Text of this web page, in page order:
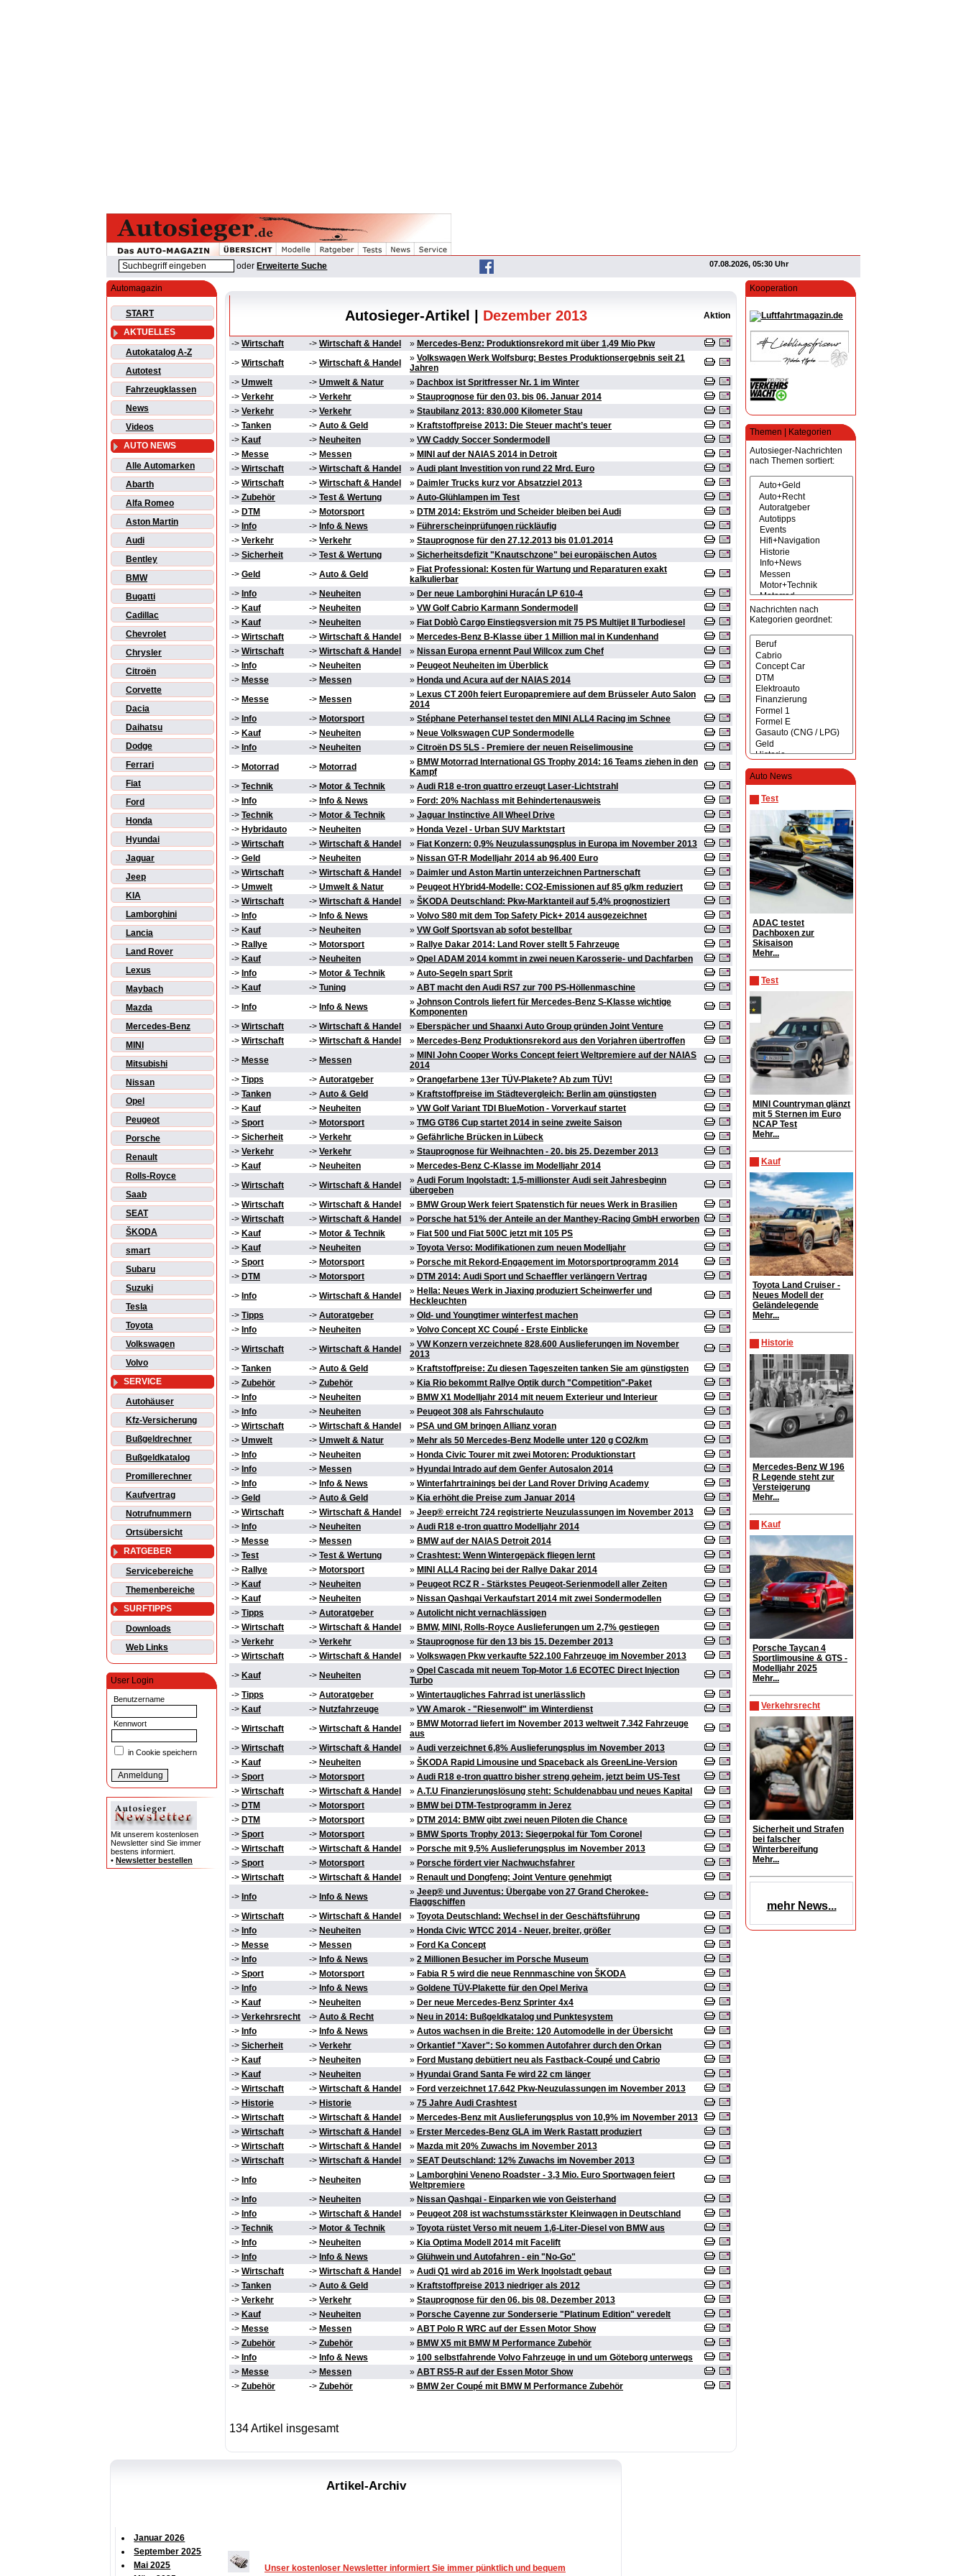
oder Erweiterte Suche 07.08.2026, 05:30 Uhr
Automagazin
START
AKTUELLES
Autokatalog A-Z
Autotest
Fahrzeugklassen
News
Videos
AUTO NEWS
Alle Automarken
Abarth
Alfa Romeo
Aston Martin
Audi
Bentley
BMW
Bugatti
Cadillac
Chevrolet
Chrysler
Citroën
Corvette
Dacia
Daihatsu
Dodge
Ferrari
Fiat
Ford
Honda
Hyundai
Jaguar
Jeep
KIA
Lamborghini
Lancia
Land Rover
Lexus
Maybach
Mazda
Mercedes-Benz
MINI
Mitsubishi
Nissan
Opel
Peugeot
Porsche
Renault
Rolls-Royce
Saab
SEAT
ŠKODA
smart
Subaru
Suzuki
Tesla
Toyota
Volkswagen
Volvo
SERVICE
Autohäuser
Kfz-Versicherung
Bußgeldrechner
Bußgeldkatalog
Promillerechner
Kaufvertrag
Notrufnummern
Ortsübersicht
RATGEBER
Servicebereiche
Themenbereiche
SURFTIPPS
Downloads
Web Links
User Login
Benutzername
Kennwort
in Cookie speichern
Mit unserem kostenlosen
Newsletter sind Sie immer
bestens informiert.
• Newsletter bestellen
Kooperation
Themen | Kategorien
Autosieger-Nachrichten
nach Themen sortiert:
Nachrichten nach
Kategorien geordnet:
Auto News
Test
ADAC testet
Dachboxen zur
Skisaison
Mehr...
Test
MINI Countryman glänzt
mit 5 Sternen im Euro
NCAP Test
Mehr...
Kauf
Toyota Land Cruiser -
Neues Modell der
Geländelegende
Mehr...
Historie
Mercedes-Benz W 196
R Legende steht zur
Versteigerung
Mehr...
Kauf
Porsche Taycan 4
Sportlimousine & GTS -
Modelljahr 2025
Mehr...
Verkehrsrecht
Sicherheit und Strafen
bei falscher
Winterbereifung
Mehr...
mehr News...
Autosieger-Artikel | Dezember 2013 Aktion
-> Wirtschaft -> Wirtschaft & Handel » Mercedes-Benz: Produktionsrekord mit über 1,49 Mio Pkw
-> Wirtschaft -> Wirtschaft & Handel » Volkswagen Werk Wolfsburg: Bestes Produktionsergebnis seit 21
Jahren
-> Umwelt -> Umwelt & Natur » Dachbox ist Spritfresser Nr. 1 im Winter
-> Verkehr -> Verkehr » Stauprognose für den 03. bis 06. Januar 2014
-> Verkehr -> Verkehr » Staubilanz 2013: 830.000 Kilometer Stau
-> Tanken -> Auto & Geld » Kraftstoffpreise 2013: Die Steuer macht’s teuer
-> Kauf -> Neuheiten » VW Caddy Soccer Sondermodell
-> Messe -> Messen » MINI auf der NAIAS 2014 in Detroit
-> Wirtschaft -> Wirtschaft & Handel » Audi plant Investition von rund 22 Mrd. Euro
-> Wirtschaft -> Wirtschaft & Handel » Daimler Trucks kurz vor Absatzziel 2013
-> Zubehör -> Test & Wertung » Auto-Glühlampen im Test
-> DTM -> Motorsport » DTM 2014: Ekström und Scheider bleiben bei Audi
-> Info -> Info & News » Führerscheinprüfungen rückläufig
-> Verkehr -> Verkehr » Stauprognose für den 27.12.2013 bis 01.01.2014
-> Sicherheit -> Test & Wertung » Sicherheitsdefizit "Knautschzone" bei europäischen Autos
-> Geld -> Auto & Geld » Fiat Professional: Kosten für Wartung und Reparaturen exakt
kalkulierbar
-> Info -> Neuheiten » Der neue Lamborghini Huracán LP 610-4
-> Kauf -> Neuheiten » VW Golf Cabrio Karmann Sondermodell
-> Kauf -> Neuheiten » Fiat Doblò Cargo Einstiegsversion mit 75 PS Multijet II Turbodiesel
-> Wirtschaft -> Wirtschaft & Handel » Mercedes-Benz B-Klasse über 1 Million mal in Kundenhand
-> Wirtschaft -> Wirtschaft & Handel » Nissan Europa ernennt Paul Willcox zum Chef
-> Info -> Neuheiten » Peugeot Neuheiten im Überblick
-> Messe -> Messen » Honda und Acura auf der NAIAS 2014
-> Messe -> Messen » Lexus CT 200h feiert Europapremiere auf dem Brüsseler Auto Salon
2014
-> Info -> Motorsport » Stéphane Peterhansel testet den MINI ALL4 Racing im Schnee
-> Kauf -> Neuheiten » Neue Volkswagen CUP Sondermodelle
-> Info -> Neuheiten » Citroën DS 5LS - Premiere der neuen Reiselimousine
-> Motorrad -> Motorrad » BMW Motorrad International GS Trophy 2014: 16 Teams ziehen in den
Kampf
-> Technik -> Motor & Technik » Audi R18 e-tron quattro erzeugt Laser-Lichtstrahl
-> Info -> Info & News » Ford: 20% Nachlass mit Behindertenausweis
-> Technik -> Motor & Technik » Jaguar Instinctive All Wheel Drive
-> Hybridauto -> Neuheiten » Honda Vezel - Urban SUV Marktstart
-> Wirtschaft -> Wirtschaft & Handel » Fiat Konzern: 0,9% Neuzulassungsplus in Europa im November 2013
-> Geld -> Neuheiten » Nissan GT-R Modelljahr 2014 ab 96.400 Euro
-> Wirtschaft -> Wirtschaft & Handel » Daimler und Aston Martin unterzeichnen Partnerschaft
-> Umwelt -> Umwelt & Natur » Peugeot HYbrid4-Modelle: CO2-Emissionen auf 85 g/km reduziert
-> Wirtschaft -> Wirtschaft & Handel » ŠKODA Deutschland: Pkw-Marktanteil auf 5,4% prognostiziert
-> Info -> Info & News » Volvo S80 mit dem Top Safety Pick+ 2014 ausgezeichnet
-> Kauf -> Neuheiten » VW Golf Sportsvan ab sofot bestellbar
-> Rallye -> Motorsport » Rallye Dakar 2014: Land Rover stellt 5 Fahrzeuge
-> Kauf -> Neuheiten » Opel ADAM 2014 kommt in zwei neuen Karosserie- und Dachfarben
-> Info -> Motor & Technik » Auto-Segeln spart Sprit
-> Kauf -> Tuning » ABT macht den Audi RS7 zur 700 PS-Höllenmaschine
-> Info -> Info & News » Johnson Controls liefert für Mercedes-Benz S-Klasse wichtige
Komponenten
-> Wirtschaft -> Wirtschaft & Handel » Eberspächer und Shaanxi Auto Group gründen Joint Venture
-> Wirtschaft -> Wirtschaft & Handel » Mercedes-Benz Produktionsrekord aus den Vorjahren übertroffen
-> Messe -> Messen » MINI John Cooper Works Concept feiert Weltpremiere auf der NAIAS
2014
-> Tipps -> Autoratgeber » Orangefarbene 13er TÜV-Plakete? Ab zum TÜV!
-> Tanken -> Auto & Geld » Kraftstoffpreise im Städtevergleich: Berlin am günstigsten
-> Kauf -> Neuheiten » VW Golf Variant TDI BlueMotion - Vorverkauf startet
-> Sport -> Motorsport » TMG GT86 Cup startet 2014 in seine zweite Saison
-> Sicherheit -> Verkehr » Gefährliche Brücken in Lübeck
-> Verkehr -> Verkehr » Stauprognose für Weihnachten - 20. bis 25. Dezember 2013
-> Kauf -> Neuheiten » Mercedes-Benz C-Klasse im Modelljahr 2014
-> Wirtschaft -> Wirtschaft & Handel » Audi Forum Ingolstadt: 1,5-millionster Audi seit Jahresbeginn
übergeben
-> Wirtschaft -> Wirtschaft & Handel » BMW Group Werk feiert Spatenstich für neues Werk in Brasilien
-> Wirtschaft -> Wirtschaft & Handel » Porsche hat 51% der Anteile an der Manthey-Racing GmbH erworben
-> Kauf -> Motor & Technik » Fiat 500 und Fiat 500C jetzt mit 105 PS
-> Kauf -> Neuheiten » Toyota Verso: Modifikationen zum neuen Modelljahr
-> Sport -> Motorsport » Porsche mit Rekord-Engagement im Motorsportprogramm 2014
-> DTM -> Motorsport » DTM 2014: Audi Sport und Schaeffler verlängern Vertrag
-> Info -> Wirtschaft & Handel » Hella: Neues Werk in Jiaxing produziert Scheinwerfer und
Heckleuchten
-> Tipps -> Autoratgeber » Old- und Youngtimer winterfest machen
-> Info -> Neuheiten » Volvo Concept XC Coupé - Erste Einblicke
-> Wirtschaft -> Wirtschaft & Handel » VW Konzern verzeichnete 828.600 Auslieferungen im November
2013
-> Tanken -> Auto & Geld » Kraftstoffpreise: Zu diesen Tageszeiten tanken Sie am günstigsten
-> Zubehör -> Zubehör » Kia Rio bekommt Rallye Optik durch "Competition"-Paket
-> Info -> Neuheiten » BMW X1 Modelljahr 2014 mit neuem Exterieur und Interieur
-> Info -> Neuheiten » Peugeot 308 als Fahrschulauto
-> Wirtschaft -> Wirtschaft & Handel » PSA und GM bringen Allianz voran
-> Umwelt -> Umwelt & Natur » Mehr als 50 Mercedes-Benz Modelle unter 120 g CO2/km
-> Info -> Neuheiten » Honda Civic Tourer mit zwei Motoren: Produktionstart
-> Info -> Messen » Hyundai Intrado auf dem Genfer Autosalon 2014
-> Info -> Info & News » Winterfahrtrainings bei der Land Rover Driving Academy
-> Geld -> Auto & Geld » Kia erhöht die Preise zum Januar 2014
-> Wirtschaft -> Wirtschaft & Handel » Jeep® erreicht 724 registrierte Neuzulassungen im November 2013
-> Info -> Neuheiten » Audi R18 e-tron quattro Modelljahr 2014
-> Messe -> Messen » BMW auf der NAIAS Detroit 2014
-> Test -> Test & Wertung » Crashtest: Wenn Wintergepäck fliegen lernt
-> Rallye -> Motorsport » MINI ALL4 Racing bei der Rallye Dakar 2014
-> Kauf -> Neuheiten » Peugeot RCZ R - Stärkstes Peugeot-Serienmodell aller Zeiten
-> Kauf -> Neuheiten » Nissan Qashqai Verkaufstart 2014 mit zwei Sondermodellen
-> Tipps -> Autoratgeber » Autolicht nicht vernachlässigen
-> Wirtschaft -> Wirtschaft & Handel » BMW, MINI, Rolls-Royce Auslieferungen um 2,7% gestiegen
-> Verkehr -> Verkehr » Stauprognose für den 13 bis 15. Dezember 2013
-> Wirtschaft -> Wirtschaft & Handel » Volkswagen Pkw verkaufte 522.100 Fahrzeuge im November 2013
-> Kauf -> Neuheiten » Opel Cascada mit neuem Top-Motor 1.6 ECOTEC Direct Injection
Turbo
-> Tipps -> Autoratgeber » Wintertaugliches Fahrrad ist unerlässlich
-> Kauf -> Nutzfahrzeuge » VW Amarok - "Riesenwolf" im Winterdienst
-> Wirtschaft -> Wirtschaft & Handel » BMW Motorrad liefert im November 2013 weltweit 7.342 Fahrzeuge
aus
-> Wirtschaft -> Wirtschaft & Handel » Audi verzeichnet 6,8% Auslieferungsplus im November 2013
-> Kauf -> Neuheiten » ŠKODA Rapid Limousine und Spaceback als GreenLine-Version
-> Sport -> Motorsport » Audi R18 e-tron quattro bisher streng geheim, jetzt beim US-Test
-> Wirtschaft -> Wirtschaft & Handel » A.T.U Finanzierungslösung steht: Schuldenabbau und neues Kapital
-> DTM -> Motorsport » BMW bei DTM-Testprogramm in Jerez
-> DTM -> Motorsport » DTM 2014: BMW gibt zwei neuen Piloten die Chance
-> Sport -> Motorsport » BMW Sports Trophy 2013: Siegerpokal für Tom Coronel
-> Wirtschaft -> Wirtschaft & Handel » Porsche mit 9,5% Auslieferungsplus im November 2013
-> Sport -> Motorsport » Porsche fördert vier Nachwuchsfahrer
-> Wirtschaft -> Wirtschaft & Handel » Renault und Dongfeng: Joint Venture genehmigt
-> Info -> Info & News » Jeep® und Juventus: Übergabe von 27 Grand Cherokee-
Flaggschiffen
-> Wirtschaft -> Wirtschaft & Handel » Toyota Deutschland: Wechsel in der Geschäftsführung
-> Info -> Neuheiten » Honda Civic WTCC 2014 - Neuer, breiter, größer
-> Messe -> Messen » Ford Ka Concept
-> Info -> Info & News » 2 Millionen Besucher im Porsche Museum
-> Sport -> Motorsport » Fabia R 5 wird die neue Rennmaschine von ŠKODA
-> Info -> Info & News » Goldene TÜV-Plakette für den Opel Meriva
-> Kauf -> Neuheiten » Der neue Mercedes-Benz Sprinter 4x4
-> Verkehrsrecht -> Auto & Recht » Neu in 2014: Bußgeldkatalog und Punktesystem
-> Info -> Info & News » Autos wachsen in die Breite: 120 Automodelle in der Übersicht
-> Sicherheit -> Verkehr » Orkantief "Xaver": So kommen Autofahrer durch den Orkan
-> Kauf -> Neuheiten » Ford Mustang debütiert neu als Fastback-Coupé und Cabrio
-> Kauf -> Neuheiten » Hyundai Grand Santa Fe wird 22 cm länger
-> Wirtschaft -> Wirtschaft & Handel » Ford verzeichnet 17.642 Pkw-Neuzulassungen im November 2013
-> Historie -> Historie » 75 Jahre Audi Crashtest
-> Wirtschaft -> Wirtschaft & Handel » Mercedes-Benz mit Auslieferungsplus von 10,9% im November 2013
-> Wirtschaft -> Wirtschaft & Handel » Erster Mercedes-Benz GLA im Werk Rastatt produziert
-> Wirtschaft -> Wirtschaft & Handel » Mazda mit 20% Zuwachs im November 2013
-> Wirtschaft -> Wirtschaft & Handel » SEAT Deutschland: 12% Zuwachs im November 2013
-> Info -> Neuheiten » Lamborghini Veneno Roadster - 3,3 Mio. Euro Sportwagen feiert
Weltpremiere
-> Info -> Neuheiten » Nissan Qashqai - Einparken wie von Geisterhand
-> Info -> Wirtschaft & Handel » Peugeot 208 ist wachstumsstärkster Kleinwagen in Deutschland
-> Technik -> Motor & Technik » Toyota rüstet Verso mit neuem 1,6-Liter-Diesel von BMW aus
-> Info -> Neuheiten » Kia Optima Modell 2014 mit Facelift
-> Info -> Info & News » Glühwein und Autofahren - ein "No-Go"
-> Wirtschaft -> Wirtschaft & Handel » Audi Q1 wird ab 2016 im Werk Ingolstadt gebaut
-> Tanken -> Auto & Geld » Kraftstoffpreise 2013 niedriger als 2012
-> Verkehr -> Verkehr » Stauprognose für den 06. bis 08. Dezember 2013
-> Kauf -> Neuheiten » Porsche Cayenne zur Sonderserie "Platinum Edition" veredelt
-> Messe -> Messen » ABT Polo R WRC auf der Essen Motor Show
-> Zubehör -> Zubehör » BMW X5 mit BMW M Performance Zubehör
-> Info -> Info & News » 100 selbstfahrende Volvo Fahrzeuge in und um Göteborg unterwegs
-> Messe -> Messen » ABT RS5-R auf der Essen Motor Show
-> Zubehör -> Zubehör » BMW 2er Coupé mit BMW M Performance Zubehör
134 Artikel insgesamt
Artikel-Archiv
Januar 2026
September 2025
Mai 2025
Unser kostenloser Newsletter informiert Sie immer pünktlich und bequem